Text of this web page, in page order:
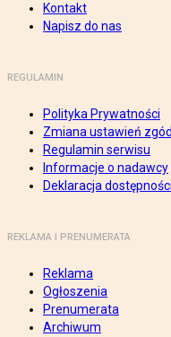
Kontakt
Napisz do nas
REGULAMIN
Polityka Prywatności
Zmiana ustawień zgód
Regulamin serwisu
Informacje o nadawcy
Deklaracja dostępności
REKLAMA I PRENUMERATA
Reklama
Ogłoszenia
Prenumerata
Archiwum